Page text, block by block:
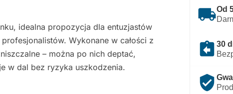
local_shippingOd
assignment_return 30
verified_user
idealna propozycja dla entuzjastów
Wykonane w całości z
– można po nich deptać,
w dal bez ryzyka uszkodzenia.